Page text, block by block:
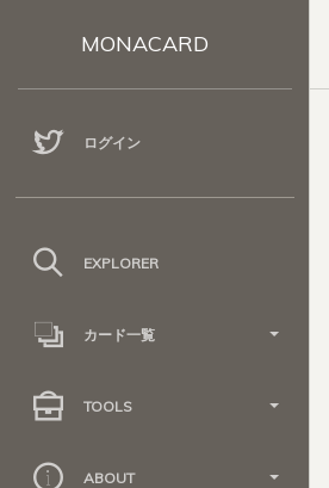
MONACARD
ログイン
EXPLORER
カード一覧
TOOLS
ABOUT